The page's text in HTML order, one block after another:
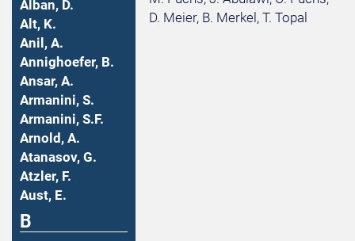
Alban, D.
Alt, K.
Anil, A.
Annighoefer, B.
Ansar, A.
Armanini, S.
Armanini, S.F.
Arnold, A.
Atanasov, G.
Atzler, F.
Aust, E.
B
D. Meier, B. Merkel, T. Topal